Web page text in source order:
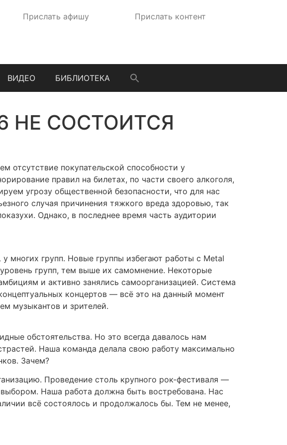
Прислать афишу Прислать контент
ВИДЕО БИБЛИОТЕКА
НЕ СОСТОИТСЯ
отсутствие покупательской способности у
правил на билетах, по части своего алкоголя,
угрозу общественной безопасности, что для нас
случая причинения тяжкого вреда здоровью, так
Однако, в последнее время часть аудитории
многих групп. Новые группы избегают работы с Metal
групп, тем выше их самомнение. Некоторые
и активно занялись самоорганизацией. Система
концертов — всё это на данный момент
музыкантов и зрителей.
обстоятельства. Но это всегда давалось нам
Наша команда делала свою работу максимально
Зачем?
Проведение столь крупного рок-фестиваля —
Наша работа должна быть востребована. Нас
всё состоялось и продолжалось бы. Тем не менее,